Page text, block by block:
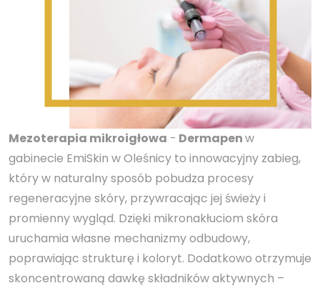
Mezoterapia mikroigłowa - Dermapenw
gabinecie EmiSkin w Oleśnicy to innowacyjny zabieg,
który w naturalny sposób pobudza procesy
regeneracyjne skóry, przywracając jej świeży i
promienny wygląd. Dzięki mikronakłuciom skóra
uruchamia własne mechanizmy odbudowy,
poprawiając strukturę i koloryt. Dodatkowo otrzymuje
skoncentrowaną dawkę składników aktywnych –